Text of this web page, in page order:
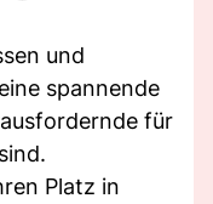
und
spannende
für
Platz in